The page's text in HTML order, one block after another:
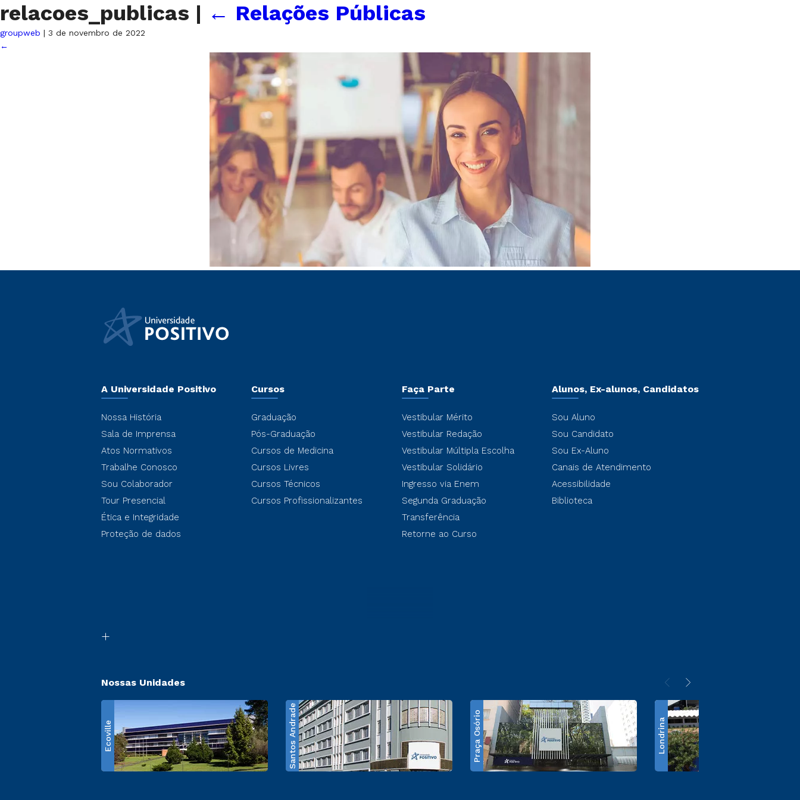
relacoes_publicas | ← Relações Públicas
groupweb | 3 de novembro de 2022
←
A Universidade Positivo
Nossa História
Sala de Imprensa
Atos Normativos
Trabalhe Conosco
Sou Colaborador
Tour Presencial
Ética e Integridade
Proteção de dados
Cursos
Graduação
Pós-Graduação
Cursos de Medicina
Cursos Livres
Cursos Técnicos
Cursos Profissionalizantes
Faça Parte
Vestibular Mérito
Vestibular Redação
Vestibular Múltipla Escolha
Vestibular Solidário
Ingresso via Enem
Segunda Graduação
Transferência
Retorne ao Curso
Alunos, Ex-alunos, Candidatos
Sou Aluno
Sou Candidato
Sou Ex-Aluno
Canais de Atendimento
Acessibilidade
Biblioteca
Nossas Unidades
Ecoville Santos Andrade Praça Osório Londrina